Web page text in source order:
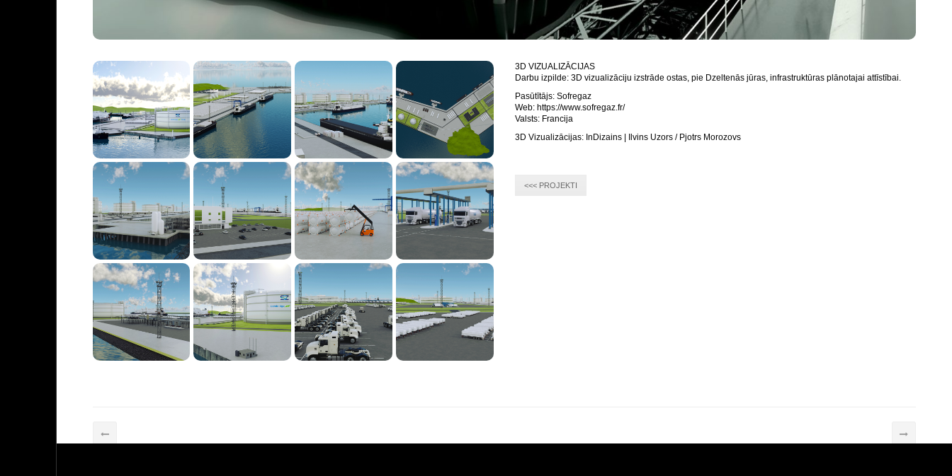
3D VIZUALIZĀCIJAS
Darbu izpilde: 3D vizualizāciju izstrāde ostas, pie Dzeltenās jūras, infrastruktūras plānotajai attīstībai.
Pasūtītājs: Sofregaz
Web: https://www.sofregaz.fr/
Valsts: Francija
3D Vizualizācijas: InDizains | Ilvins Uzors / Pjotrs Morozovs
<<< PROJEKTI